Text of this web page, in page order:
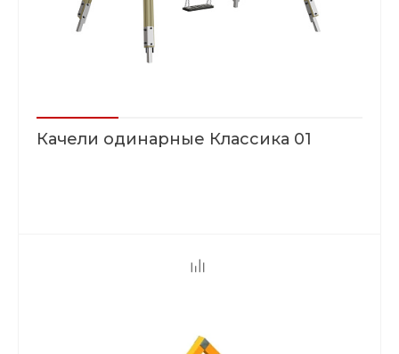
Качели одинарные Классика 01